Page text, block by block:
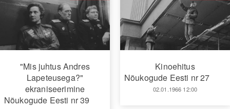
"Mis juhtus Andres
Lapeteusega?"
ekraniseerimine
Nõukogude Eesti nr 39
Kinoehitus
Nõukogude Eesti nr 27
02.01.1966 12:00